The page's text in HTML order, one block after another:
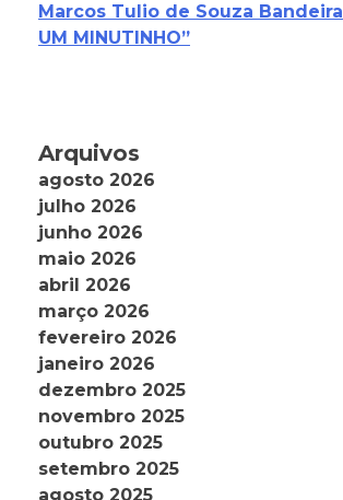
Marcos Tulio de Souza Bandeira
UM MINUTINHO”
Arquivos
agosto 2026
julho 2026
junho 2026
maio 2026
abril 2026
março 2026
fevereiro 2026
janeiro 2026
dezembro 2025
novembro 2025
outubro 2025
setembro 2025
agosto 2025